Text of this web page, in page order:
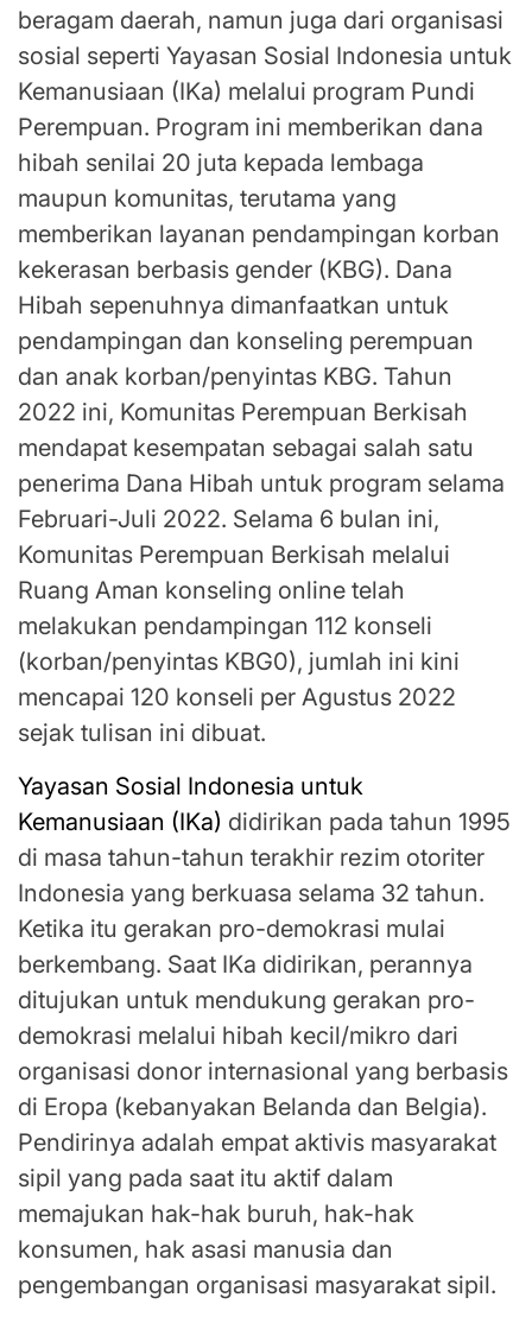
beragam daerah, namun juga dari organisasi
sosial seperti Yayasan Sosial Indonesia untuk
Kemanusiaan (IKa) melalui program Pundi
Perempuan. Program ini memberikan dana
hibah senilai 20 juta kepada lembaga
maupun komunitas, terutama yang
memberikan layanan pendampingan korban
kekerasan berbasis gender (KBG). Dana
Hibah sepenuhnya dimanfaatkan untuk
pendampingan dan konseling perempuan
dan anak korban/penyintas KBG. Tahun
2022 ini, Komunitas Perempuan Berkisah
mendapat kesempatan sebagai salah satu
penerima Dana Hibah untuk program selama
Februari-Juli 2022. Selama 6 bulan ini,
Komunitas Perempuan Berkisah melalui
Ruang Aman konseling online telah
melakukan pendampingan 112 konseli
(korban/penyintas KBG0), jumlah ini kini
mencapai 120 konseli per Agustus 2022
sejak tulisan ini dibuat.
Yayasan Sosial Indonesia untuk
Kemanusiaan (IKa) didirikan pada tahun 1995
di masa tahun-tahun terakhir rezim otoriter
Indonesia yang berkuasa selama 32 tahun.
Ketika itu gerakan pro-demokrasi mulai
berkembang. Saat IKa didirikan, perannya
ditujukan untuk mendukung gerakan pro-
demokrasi melalui hibah kecil/mikro dari
organisasi donor internasional yang berbasis
di Eropa (kebanyakan Belanda dan Belgia).
Pendirinya adalah empat aktivis masyarakat
sipil yang pada saat itu aktif dalam
memajukan hak-hak buruh, hak-hak
konsumen, hak asasi manusia dan
pengembangan organisasi masyarakat sipil.